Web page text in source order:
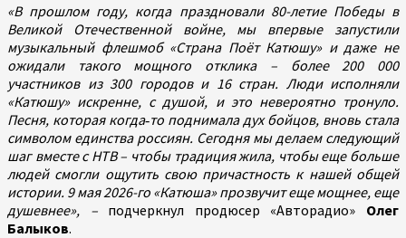
«В прошлом году, когда праздновали 80-летие Победы в
Великой Отечественной войне, мы впервые запустили
музыкальный флешмоб «Страна Поёт Катюшу» и даже не
ожидали такого мощного отклика – более 200 000
участников из 300 городов и 16 стран. Люди исполняли
«Катюшу» искренне, с душой, и это невероятно тронуло.
Песня, которая когда‑то поднимала дух бойцов, вновь стала
символом единства россиян. Сегодня мы делаем следующий
шаг вместе с НТВ – чтобы традиция жила, чтобы еще больше
людей смогли ощутить свою причастность к нашей общей
истории. 9 мая 2026-го «Катюша» прозвучит еще мощнее, еще
душевнее», –подчеркнул продюсер «Авторадио» Олег
Балыков.